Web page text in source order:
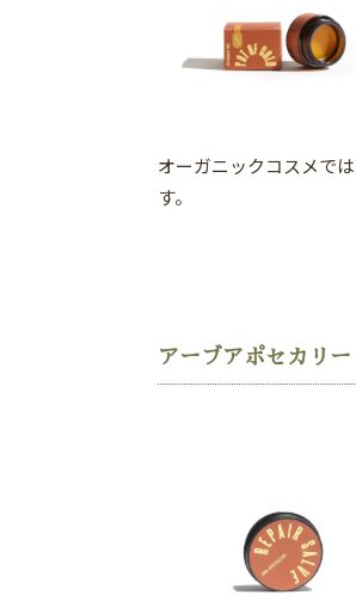
オーガニックコスメで
す。
アーブアポセカリー